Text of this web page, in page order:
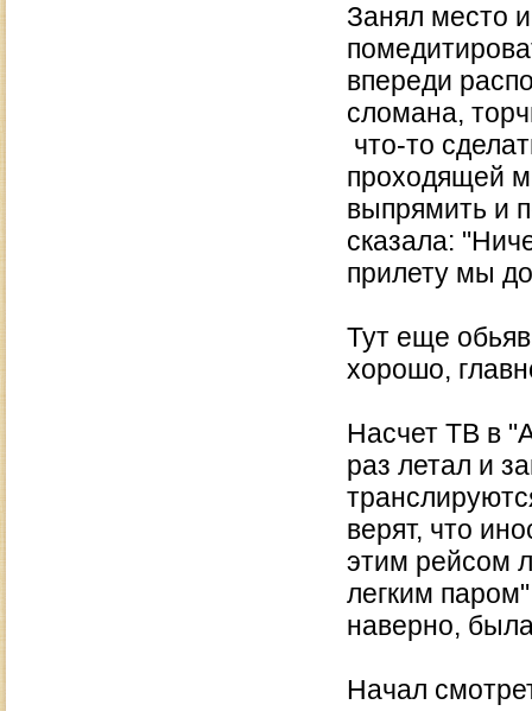
Занял место
впереди
сломана,
что-то
проходящей
выпрямить и
сказала:
прилету мы
Тут еще
хорошо,
Насчет ТВ в
раз летал и
верят, что
этим рейсом
легким
наверно,
Начал